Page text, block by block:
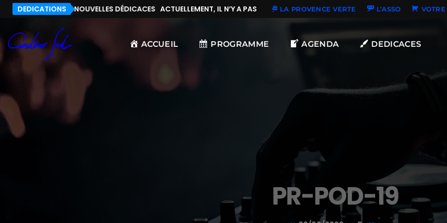
DEDICATIONS
IL N’Y A PAS DE NOUVELLES DÉDICACES ACTUELLEMENT, IL N’Y A PAS DE NOUVELLES DÉDICACES
LA PROVENCE VERTE L’ASSO
ACCUEIL PROGRAMME AGENDA DEDICACES
PR-POD-19